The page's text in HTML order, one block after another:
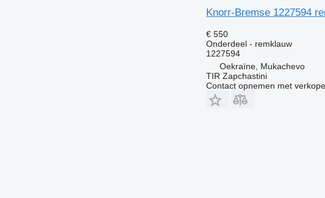
Knorr-Bremse 1227594
€ 550
Onderdeel - remklauw
1227594
Oekraïne, Mukachevo
TIR Zapchastini
Contact opnemen met